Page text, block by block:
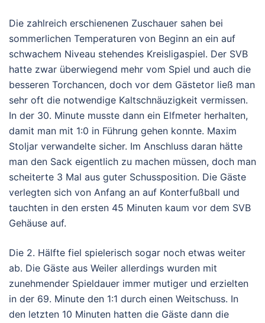
Die zahlreich erschienenen Zuschauer sahen bei
sommerlichen Temperaturen von Beginn an ein auf
schwachem Niveau stehendes Kreisligaspiel. Der SVB
hatte zwar überwiegend mehr vom Spiel und auch die
besseren Torchancen, doch vor dem Gästetor ließ man
sehr oft die notwendige Kaltschnäuzigkeit vermissen.
In der 30. Minute musste dann ein Elfmeter herhalten,
damit man mit 1:0 in Führung gehen konnte. Maxim
Stoljar verwandelte sicher. Im Anschluss daran hätte
man den Sack eigentlich zu machen müssen, doch man
scheiterte 3 Mal aus guter Schussposition. Die Gäste
verlegten sich von Anfang an auf Konterfußball und
tauchten in den ersten 45 Minuten kaum vor dem SVB
Gehäuse auf.
Die 2. Hälfte fiel spielerisch sogar noch etwas weiter
ab. Die Gäste aus Weiler allerdings wurden mit
zunehmender Spieldauer immer mutiger und erzielten
in der 69. Minute den 1:1 durch einen Weitschuss. In
den letzten 10 Minuten hatten die Gäste dann die